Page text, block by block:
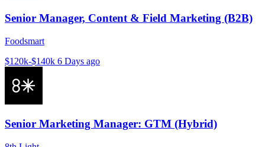
Senior Manager, Content & Field Marketing (B2B)
Foodsmart
$120k-$140k 6 Days ago
Senior Marketing Manager: GTM (Hybrid)